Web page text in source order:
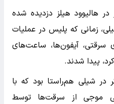
هالیوود هیلز دزدیده شده
زمانی که پلیس در عملیات
سرقتی، آیفون‌ها، ساعت‌های
پیدا شدند.
در شیلی هم‌راستا بود که با
موجی از سرقت‌ها توسط